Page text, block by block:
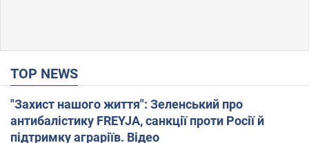
TOP NEWS
"Захист нашого життя": Зеленський про
антибалістику FREYJA, санкції проти Росії й
підтримку аграріїв. Відео